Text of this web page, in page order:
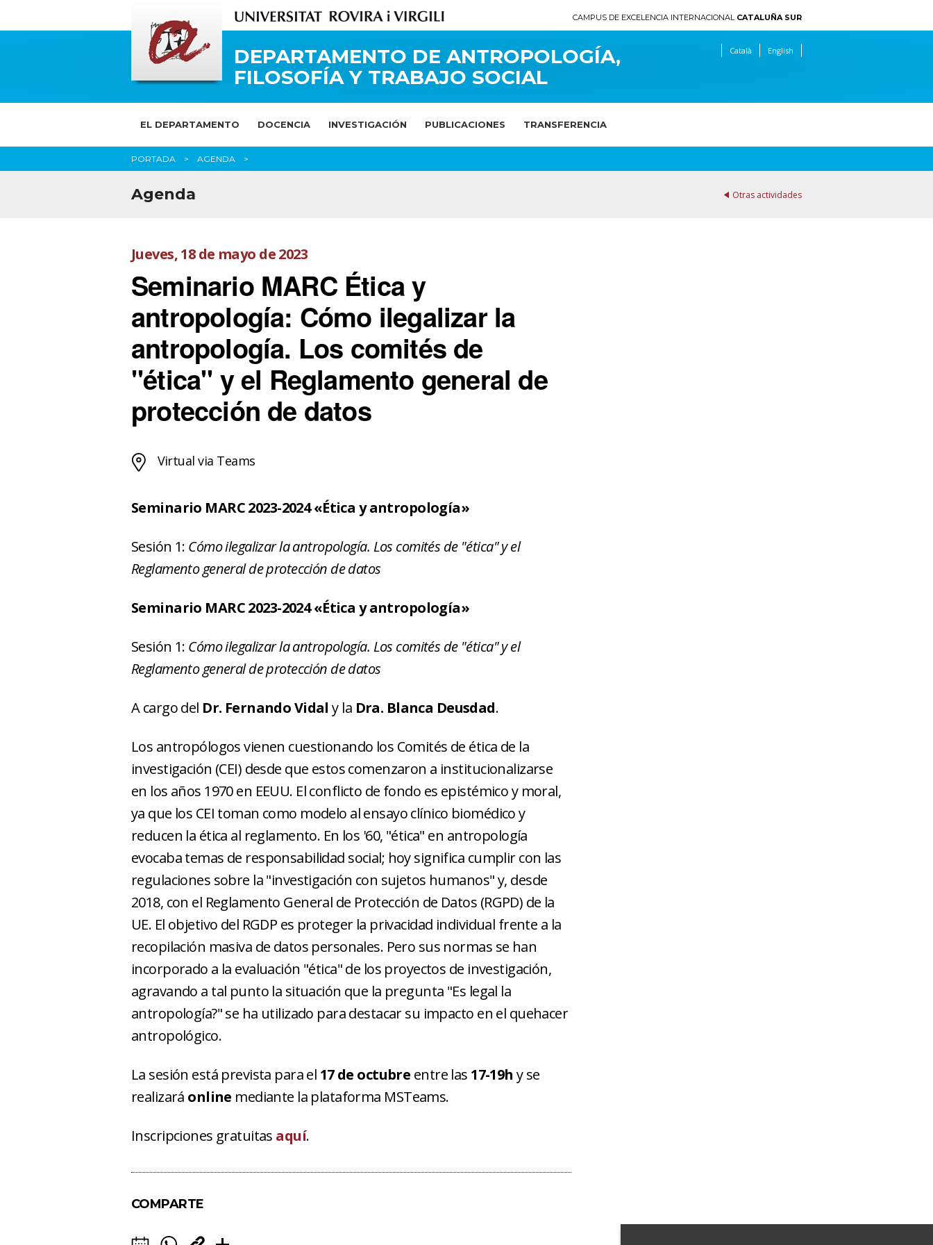
CAMPUS DE EXCELENCIA INTERNACIONAL CATALUÑA SUR
DEPARTAMENTO DE ANTROPOLOGÍA,
FILOSOFÍA Y TRABAJO SOCIAL
Català English
EL DEPARTAMENTO DOCENCIA INVESTIGACIÓN PUBLICACIONES TRANSFERENCIA
PORTADA AGENDA
Otras actividades
Agenda
Jueves, 18 de mayo de 2023
Seminario MARC Ética y
antropología: Cómo ilegalizar la
antropología. Los comités de
"ética" y el Reglamento general de
protección de datos
Virtual via Teams
Seminario MARC 2023-2024 «Ética y antropología»
Sesión 1: Cómo ilegalizar la antropología. Los comités de "ética" y el
Reglamento general de protección de datos
Seminario MARC 2023-2024 «Ética y antropología»
Sesión 1: Cómo ilegalizar la antropología. Los comités de "ética" y el
Reglamento general de protección de datos
A cargo del Dr. Fernando Vidal y la Dra. Blanca Deusdad.
Los antropólogos vienen cuestionando los Comités de ética de la
investigación (CEI) desde que estos comenzaron a institucionalizarse
en los años 1970 en EEUU. El conflicto de fondo es epistémico y moral,
ya que los CEI toman como modelo al ensayo clínico biomédico y
reducen la ética al reglamento. En los '60, "ética" en antropología
evocaba temas de responsabilidad social; hoy significa cumplir con las
regulaciones sobre la "investigación con sujetos humanos" y, desde
2018, con el Reglamento General de Protección de Datos (RGPD) de la
UE. El objetivo del RGDP es proteger la privacidad individual frente a la
recopilación masiva de datos personales. Pero sus normas se han
incorporado a la evaluación "ética" de los proyectos de investigación,
agravando a tal punto la situación que la pregunta "Es legal la
antropología?" se ha utilizado para destacar su impacto en el quehacer
antropológico.
La sesión está prevista para el 17 de octubre entre las 17-19h y se
realizará online mediante la plataforma MSTeams.
Inscripciones gratuitas aquí.
COMPARTE